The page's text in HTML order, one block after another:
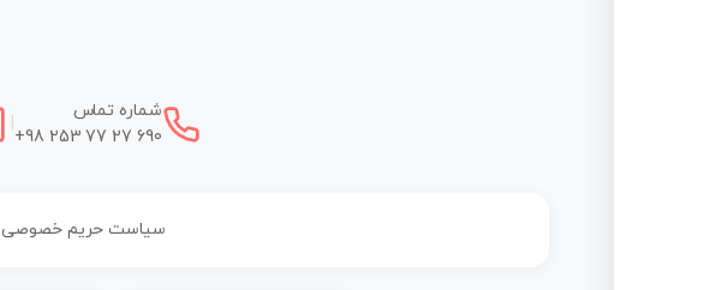
شماره تماس
+98 253 77 27 690
سیاست حریم خصوصی|